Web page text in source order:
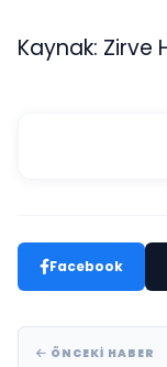
Kaynak: Zirve
Facebook
ÖNCEKI HABER